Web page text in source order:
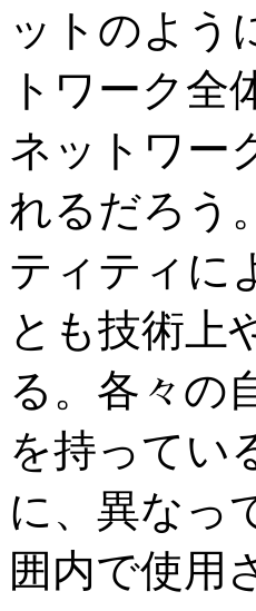
ットのよう
トワーク全
ネットワー
れるだろう
ティティに
とも技術上
る。各々の
を持ってい
に、異なっ
囲内で使用